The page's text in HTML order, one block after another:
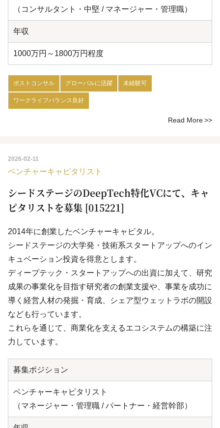
（コンサルタント・中堅 / マネージャー・管理職）
年収
1000万円～1800万円程度
ポストコンサル グローバルに活躍 未経験可
ワークライフバランス良好
Read More
2026-02-11
ベンチャーキャピタリスト
シードステージのDeepTech特化VCにて、キャ
ピタリストを募集 [015221]
2014年に創業したベンチャーキャピタル。
シードステージの大学発・技術系スタートアップへのイン
キュベーション投資を得意とします。
ディープテック・スタートアップへの出資に加えて、研究
成果の事業化を目指す研究者の創業支援や、事業を成功に
導く経営人材の発掘・育成、シェア型ウェットラボの開設
なども行っています。
これらを通じて、商業化を支えるエコシステムの構築に注
力しています。
募集ポジション
ベンチャーキャピタリスト
（マネージャー・管理職 / パートナー・経営幹部）